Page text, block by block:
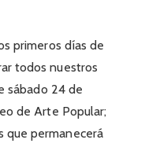
primeros días de
todos nuestros
sábado 24 de
de Arte Popular;
que permanecerá